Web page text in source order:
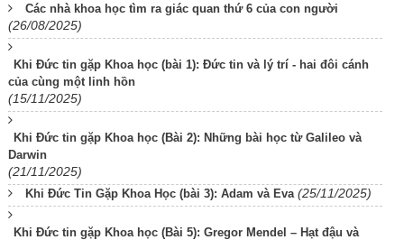
Các nhà khoa học tìm ra giác quan thứ 6 của con người
(26/08/2025)
Khi Đức tin gặp Khoa học (bài 1): Đức tin và lý trí - hai đôi cánh
của cùng một linh hồn
(15/11/2025)
Khi Đức tin gặp Khoa học (Bài 2): Những bài học từ Galileo và
Darwin
(21/11/2025)
Khi Đức Tin Gặp Khoa Học (bài 3): Adam và Eva (25/11/2025)
Khi Đức tin gặp Khoa học (Bài 5): Gregor Mendel – Hạt đậu và